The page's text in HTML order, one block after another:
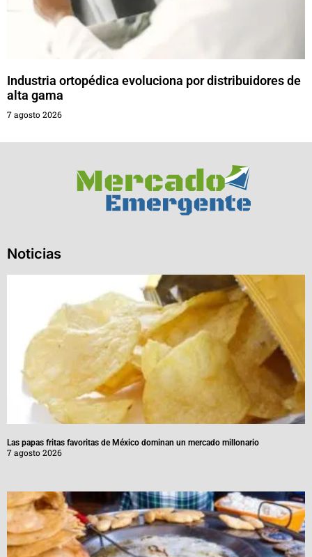
Industria ortopédica evoluciona por distribuidores de
alta gama
7 agosto 2026
Noticias
Las papas fritas favoritas de México dominan un mercado millonario
7 agosto 2026